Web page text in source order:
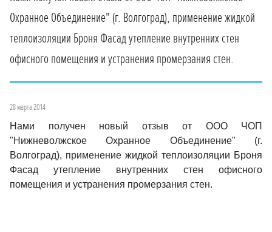
Охранное Объединение" (г. Волгоград), применение жидкой
теплоизоляции Броня Фасад утепление внутренних стен
офисного помещения и устранения промерзания стен.
28 марта 2014
Нами получен новый отзыв от ООО ЧОП
"Нижневолжское Охранное Объединение" (г.
Волгоград), применение жидкой теплоизоляции Броня
Фасад утепление внутренних стен офисного
помещения и устранения промерзания стен.